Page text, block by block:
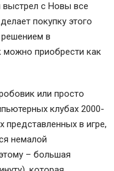
с Новы все
покупку этого
в
можно приобрести как
или просто
клубах 2000-
в игре,
немалой
– большая